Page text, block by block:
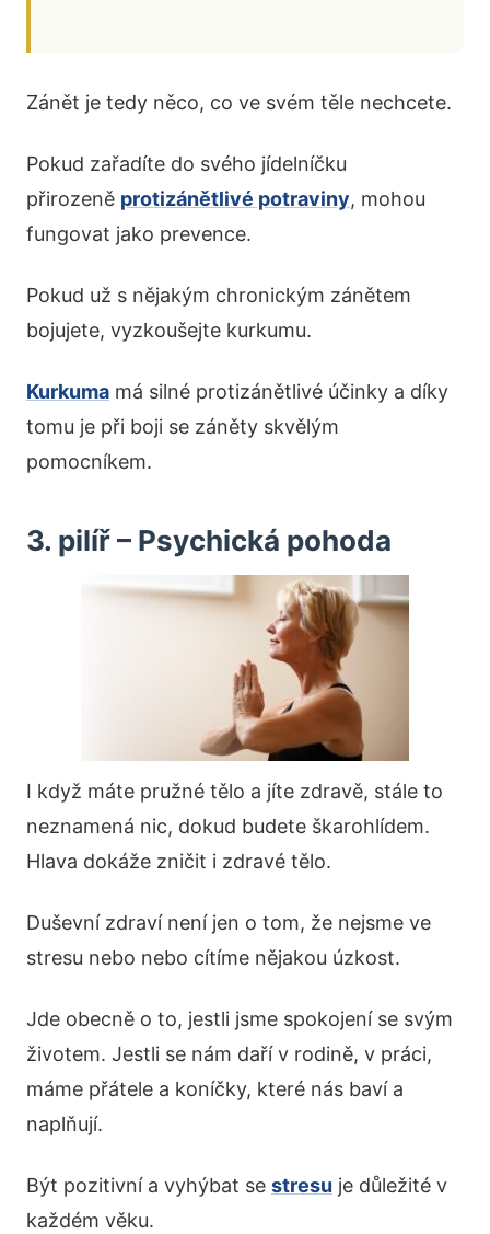
Zánět je tedy něco, co ve svém těle nechcete.
Pokud zařadíte do svého jídelníčku
přirozeně protizánětlivé potraviny, mohou
fungovat jako prevence.
Pokud už s nějakým chronickým zánětem
bojujete, vyzkoušejte kurkumu.
Kurkuma má silné protizánětlivé účinky a díky
tomu je při boji se záněty skvělým
pomocníkem.
3. pilíř – Psychická pohoda
I když máte pružné tělo a jíte zdravě, stále to
neznamená nic, dokud budete škarohlídem.
Hlava dokáže zničit i zdravé tělo.
Duševní zdraví není jen o tom, že nejsme ve
stresu nebo nebo cítíme nějakou úzkost.
Jde obecně o to, jestli jsme spokojení se svým
životem. Jestli se nám daří v rodině, v práci,
máme přátele a koníčky, které nás baví a
naplňují.
Být pozitivní a vyhýbat se stresu je důležité v
každém věku.